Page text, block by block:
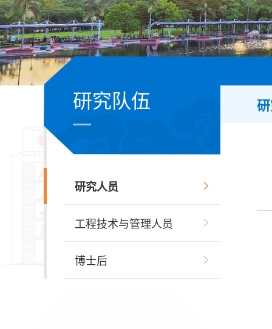
研究队伍
研究人员
工程技术与管理人员
博士后